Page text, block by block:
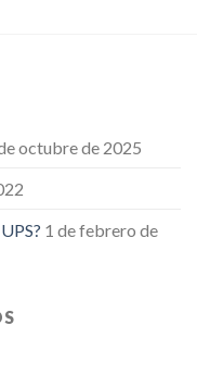
octubre de 2025
1 de febrero de